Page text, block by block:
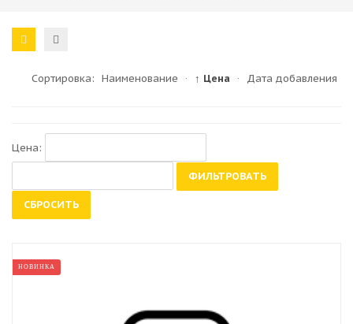
Сортировка: Наименование · ↑ Цена · Дата добавления
Цена:
ФИЛЬТРОВАТЬ
СБРОСИТЬ
НОВИНКА